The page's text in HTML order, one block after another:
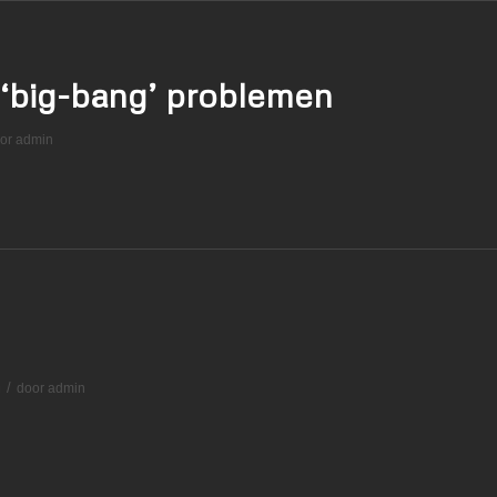
bang’ problemen
admin
/ door admin